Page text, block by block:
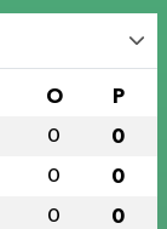
O P
0 0
0 0
0 0